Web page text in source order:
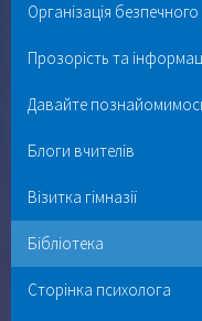
Організація
Прозорість та
Давайте
Блоги вчителів
Візитка гімназії
Бібліотека
Сторінка психолога